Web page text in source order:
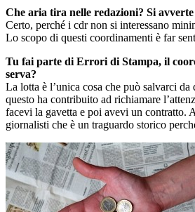
Che aria tira nelle redazioni? Si
Certo, perché i cdr non si interessano
Lo scopo di questi coordinamenti è far
Tu fai parte di Errori di Stampa, il
serva?
La lotta è l’unica cosa che può salvarci
questo ha contribuito ad richiamare
facevi la gavetta e poi avevi un contratto.
giornalisti che è un traguardo storico